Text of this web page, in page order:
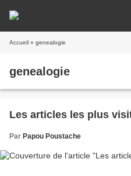
Accueil » genealogie
genealogie
Les articles les plus
Par Papou Poustache